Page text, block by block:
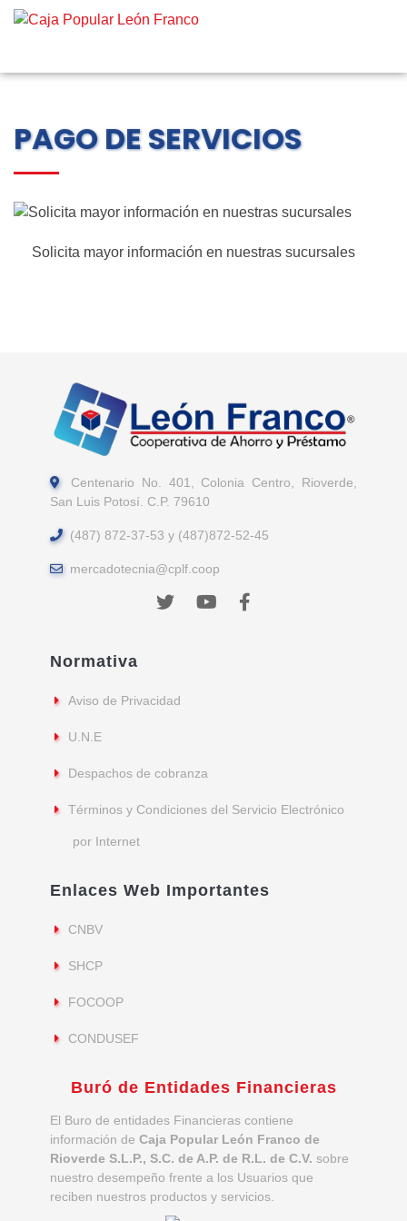
PAGO DE SERVICIOS
Solicita mayor información en nuestras sucursales
Centenario No. 401, Colonia Centro, Rioverde,
San Luis Potosí. C.P. 79610
(487) 872-37-53 y (487)872-52-45
mercadotecnia@cplf.coop
Normativa
Aviso de Privacidad
U.N.E
Despachos de cobranza
Términos y Condiciones del Servicio Electrónico
por Internet
Enlaces Web Importantes
CNBV
SHCP
FOCOOP
CONDUSEF
Buró de Entidades Financieras
El Buro de entidades Financieras contiene
información de Caja Popular León Franco de
Rioverde S.L.P., S.C. de A.P. de R.L. de C.V. sobre
nuestro desempeño frente a los Usuarios que
reciben nuestros productos y servicios.